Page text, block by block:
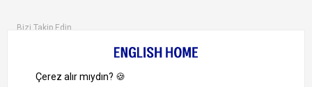
Bizi Takip Edin